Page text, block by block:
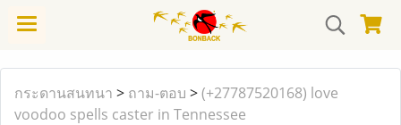
กระดานสนทนา > ถาม-ตอบ >(+27787520168) love
voodoo spells caster in Tennessee